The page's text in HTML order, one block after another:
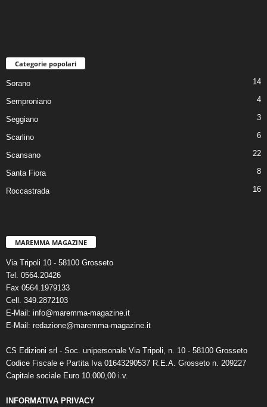
Categorie popolari
Sorano 14
Semproniano 4
Seggiano 3
Scarlino 6
Scansano 22
Santa Fiora 8
Roccastrada 16
MAREMMA MAGAZINE
Via Tripoli 10 - 58100 Grosseto
Tel. 0564.20426
Fax 0564.1979133
Cell. 349.2872103
E-Mail: info@maremma-magazine.it
E-Mail: redazione@maremma-magazine.it
CS Edizioni srl - Soc. unipersonale Via Tripoli, n. 10 - 58100 Grosseto
Codice Fiscale e Partita Iva 01643290537 R.E.A. Grosseto n. 209227
Capitale sociale Euro 10.000,00 i.v.
INFORMATIVA PRIVACY